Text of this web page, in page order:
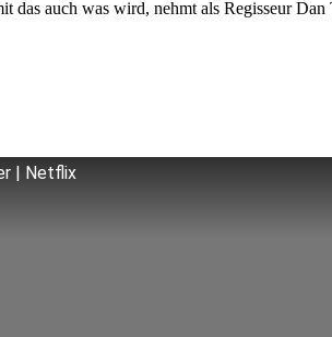
das auch was wird, nehmt als Regisseur Dan
| Netflix